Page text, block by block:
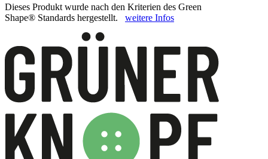
Dieses Produkt wurde nach den Kriterien des Green
Shape® Standards hergestellt. weitere Infos